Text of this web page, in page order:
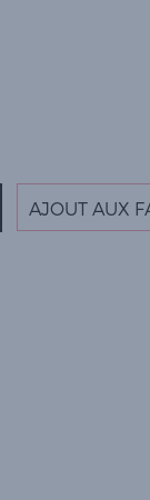
AJOUT AUX